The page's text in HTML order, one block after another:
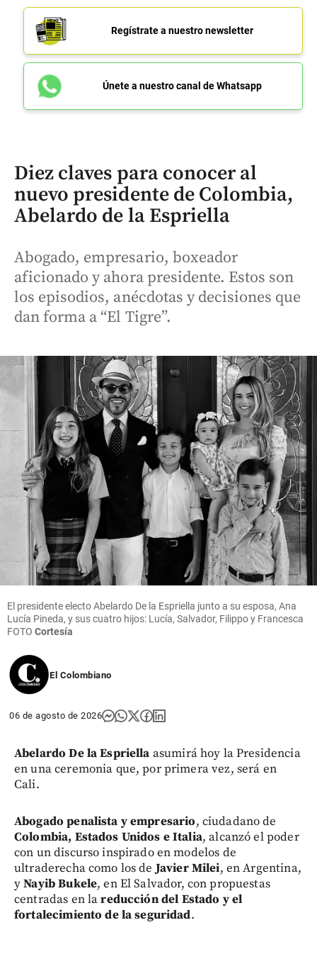
Regístrate a nuestro newsletter
Únete a nuestro canal de Whatsapp
Diez claves para conocer al
nuevo presidente de Colombia,
Abelardo de la Espriella
Abogado, empresario, boxeador
aficionado y ahora presidente. Estos son
los episodios, anécdotas y decisiones que
dan forma a “El Tigre”.
El presidente electo Abelardo De la Espriella junto a su esposa, Ana
Lucía Pineda, y sus cuatro hijos: Lucía, Salvador, Filippo y Francesca
FOTO Cortesía
El Colombiano
06 de agosto de 2026
Abelardo De la Espriella asumirá hoy la Presidencia
en una ceremonia que, por primera vez, será en
Cali.
Abogado penalista y empresario, ciudadano de
Colombia, Estados Unidos e Italia, alcanzó el poder
con un discurso inspirado en modelos de
ultraderecha como los deJavier Milei, en Argentina,
yNayib Bukele, en El Salvador, con propuestas
centradas en lareducción del Estado y el
fortalecimiento de la seguridad.